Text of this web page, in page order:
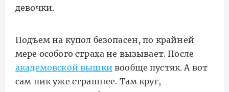
девочки.
Подъем на купол безопасен, по крайней
мере особого страха не вызывает. После
академовской вышки вообще пустяк. А вот
сам пик уже страшнее. Там круг,